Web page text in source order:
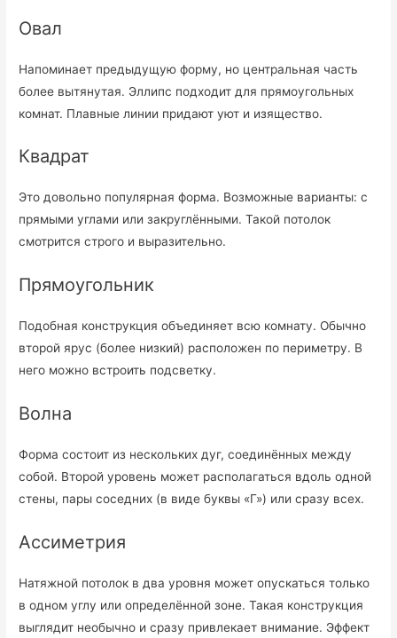
Овал
Напоминает предыдущую форму, но центральная часть
более вытянутая. Эллипс подходит для прямоугольных
комнат. Плавные линии придают уют и изящество.
Квадрат
Это довольно популярная форма. Возможные варианты: с
прямыми углами или закруглёнными. Такой потолок
смотрится строго и выразительно.
Прямоугольник
Подобная конструкция объединяет всю комнату. Обычно
второй ярус (более низкий) расположен по периметру. В
него можно встроить подсветку.
Волна
Форма состоит из нескольких дуг, соединённых между
собой. Второй уровень может располагаться вдоль одной
стены, пары соседних (в виде буквы «Г») или сразу всех.
Ассиметрия
Натяжной потолок в два уровня может опускаться только
в одном углу или определённой зоне. Такая конструкция
выглядит необычно и сразу привлекает внимание. Эффект